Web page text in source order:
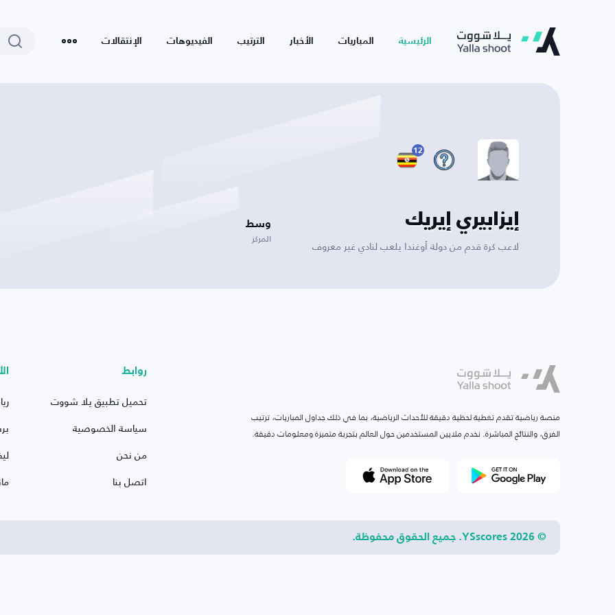
الرئيسية المباريات الأخبار الترتيب الفيديوهات الإنتقالات
12
إيزابيري إيريك
لاعب كرة قدم من دولة أوغندا يلعب لنادي غير معروف
وسط
المركز
منصة رياضية تقدم تغطية لحظية دقيقة للأحداث الرياضية، بما في ذلك جداول المباريات، ترتيب
الفرق، والنتائج المباشرة. نخدم ملايين المستخدمين حول العالم بتجربة متميزة ومعلومات دقيقة.
روابط
تحميل تطبيق يلا شووت
سياسة الخصوصية
من نحن
اتصل بنا
© 2026 YSscores. جميع الحقوق محفوظة.